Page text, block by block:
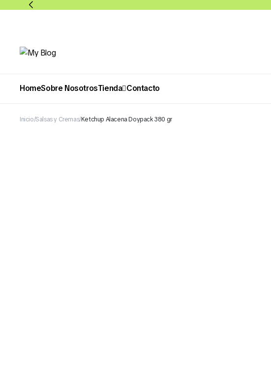
HomeSobre NosotrosTienda
Abarrotes
Contacto
Inicio Salsas y Cremas Ketchup Alacena Doypack 380 gr